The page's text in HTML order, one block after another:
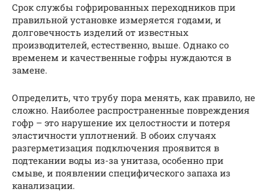
Срок службы гофрированных переходников при
правильной установке измеряется годами, и
долговечность изделий от известных
производителей, естественно, выше. Однако со
временем и качественные гофры нуждаются в
замене.
Определить, что трубу пора менять, как правило, не
сложно. Наиболее распространенные повреждения
гофр – это нарушение их целостности и потеря
эластичности уплотнений. В обоих случаях
разгерметизация подключения проявится в
подтекании воды из-за унитаза, особенно при
смыве, и появлении специфического запаха из
канализации.